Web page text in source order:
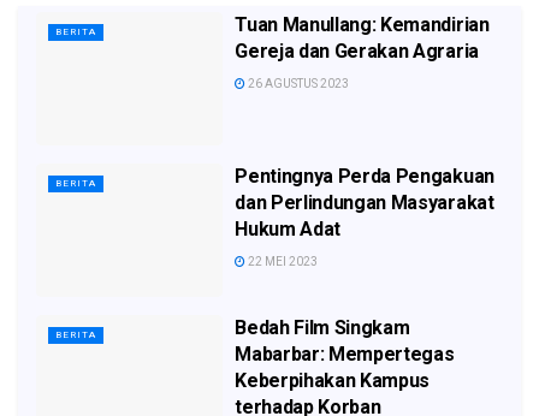
BERITA
Tuan Manullang: Kemandirian
Gereja dan Gerakan Agraria
26 AGUSTUS 2023
BERITA
Pentingnya Perda Pengakuan
dan Perlindungan Masyarakat
Hukum Adat
22 MEI 2023
BERITA
Bedah Film Singkam
Mabarbar: Mempertegas
Keberpihakan Kampus
terhadap Korban